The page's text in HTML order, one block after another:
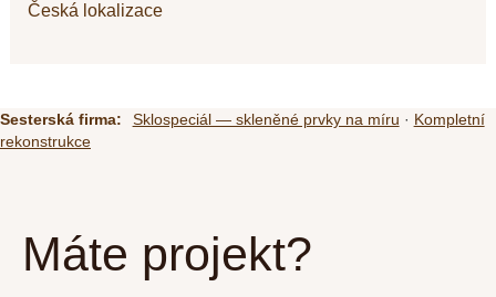
Česká lokalizace
Sesterská firma: Sklospeciál — skleněné prvky na míru · Kompletní
rekonstrukce
Máte projekt?